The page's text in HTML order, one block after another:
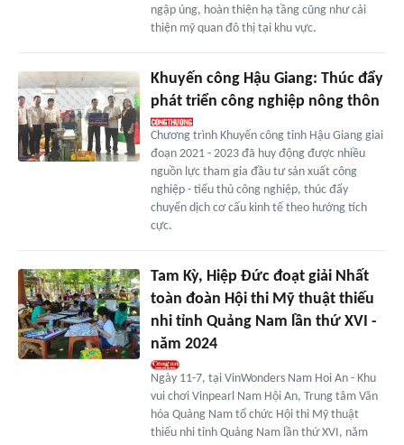
ngập úng, hoàn thiện hạ tầng cũng như cải
thiện mỹ quan đô thị tại khu vực.
Khuyến công Hậu Giang: Thúc đẩy
phát triển công nghiệp nông thôn
Chương trình Khuyến công tỉnh Hậu Giang giai
đoạn 2021 - 2023 đã huy động được nhiều
nguồn lực tham gia đầu tư sản xuất công
nghiệp - tiểu thủ công nghiệp, thúc đẩy
chuyển dịch cơ cấu kinh tế theo hướng tích
cực.
Tam Kỳ, Hiệp Đức đoạt giải Nhất
toàn đoàn Hội thi Mỹ thuật thiếu
nhi tỉnh Quảng Nam lần thứ XVI -
năm 2024
Ngày 11-7, tại VinWonders Nam Hoi An - Khu
vui chơi Vinpearl Nam Hội An, Trung tâm Văn
hóa Quảng Nam tổ chức Hội thi Mỹ thuật
thiếu nhi tỉnh Quảng Nam lần thứ XVI, năm